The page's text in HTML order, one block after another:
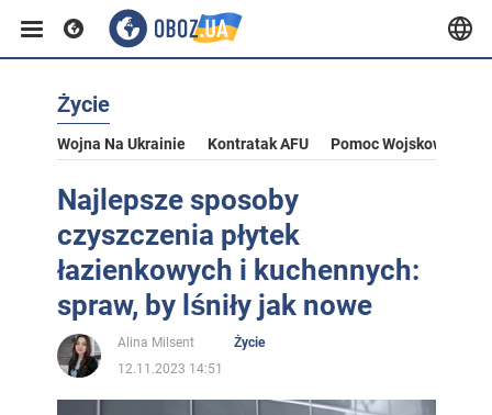
Życie
Wojna Na Ukrainie Kontratak AFU Pomoc Wojskowa Dla
Najlepsze sposoby
czyszczenia płytek
łazienkowych i kuchennych:
spraw, by lśniły jak nowe
Alina Milsent
Życie
12.11.2023 14:51